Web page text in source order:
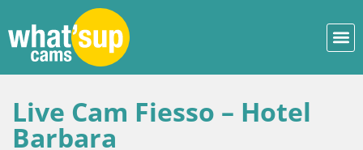
Live Cam Fiesso – Hotel
Barbara